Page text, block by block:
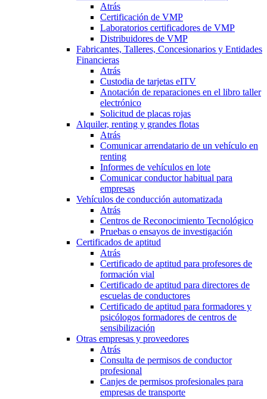
Atrás
Certificación de VMP
Laboratorios certificadores de VMP
Distribuidores de VMP
Fabricantes, Talleres, Concesionarios y Entidades
Financieras
Atrás
Custodia de tarjetas eITV
Anotación de reparaciones en el libro taller
electrónico
Solicitud de placas rojas
Alquiler, renting y grandes flotas
Atrás
Comunicar arrendatario de un vehículo en
renting
Informes de vehículos en lote
Comunicar conductor habitual para
empresas
Vehículos de conducción automatizada
Atrás
Centros de Reconocimiento Tecnológico
Pruebas o ensayos de investigación
Certificados de aptitud
Atrás
Certificado de aptitud para profesores de
formación vial
Certificado de aptitud para directores de
escuelas de conductores
Certificado de aptitud para formadores y
psicólogos formadores de centros de
sensibilización
Otras empresas y proveedores
Atrás
Consulta de permisos de conductor
profesional
Canjes de permisos profesionales para
empresas de transporte